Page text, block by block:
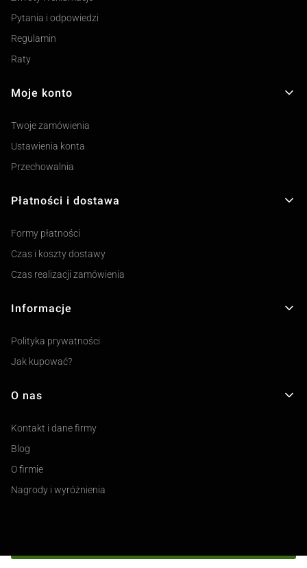
Pytania i odpowiedzi
Regulamin
Raty
Moje konto
Twoje zamówienia
Ustawienia konta
Przechowalnia
Płatności i dostawa
Formy płatności
Czas i koszty dostawy
Czas realizacji zamówienia
Informacje
Polityka prywatności
Jak kupować?
O nas
Kontakt i dane firmy
Blog
O firmie
Nagrody i wyróżnienia